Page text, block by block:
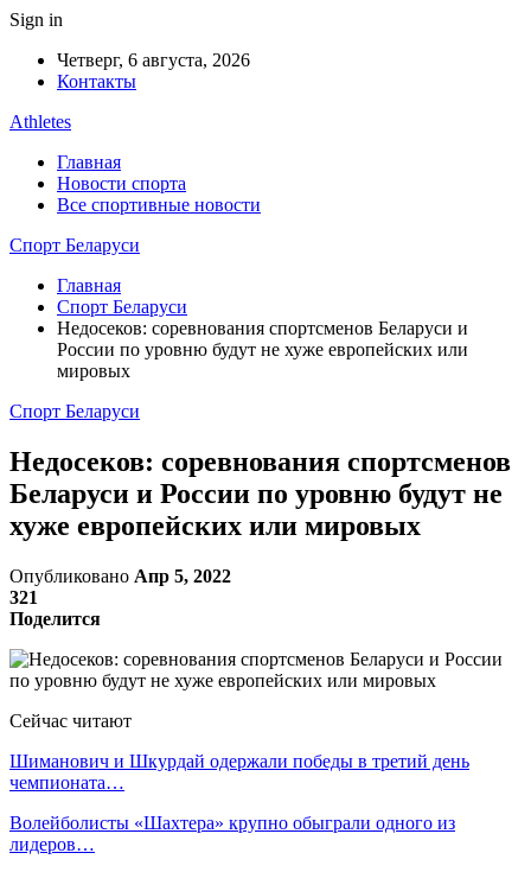
Sign in
Четверг, 6 августа, 2026
Контакты
Athletes
Главная
Новости спорта
Все спортивные новости
Спорт Беларуси
Главная
Спорт Беларуси
Недосеков: соревнования спортсменов Беларуси и
России по уровню будут не хуже европейских или
мировых
Спорт Беларуси
Недосеков: соревнования спортсменов
Беларуси и России по уровню будут не
хуже европейских или мировых
Опубликовано Апр 5, 2022
321
Поделится
Сейчас читают
Шиманович и Шкурдай одержали победы в третий день
чемпионата…
Волейболисты «Шахтера» крупно обыграли одного из
лидеров…